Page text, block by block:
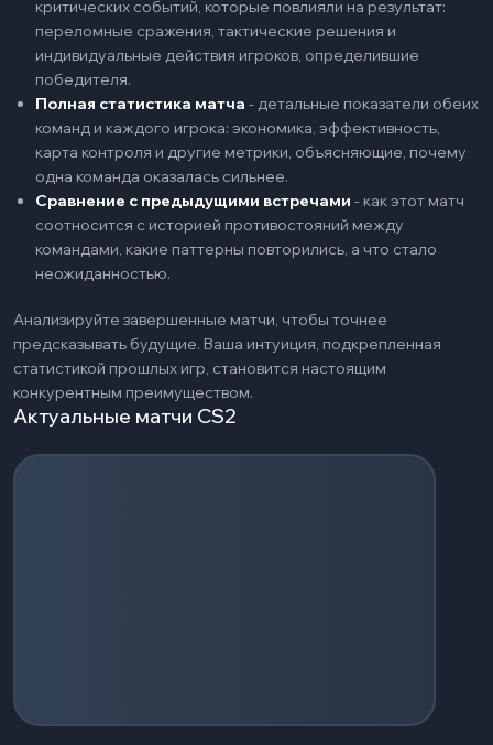
критических событий, которые повлияли на результат:
переломные сражения, тактические решения и
индивидуальные действия игроков, определившие
победителя.
Полная статистика матча - детальные показатели обеих
команд и каждого игрока: экономика, эффективность,
карта контроля и другие метрики, объясняющие, почему
одна команда оказалась сильнее.
Сравнение с предыдущими встречами - как этот матч
соотносится с историей противостояний между
командами, какие паттерны повторились, а что стало
неожиданностью.
Анализируйте завершенные матчи, чтобы точнее
предсказывать будущие. Ваша интуиция, подкрепленная
статистикой прошлых игр, становится настоящим
конкурентным преимуществом.
Актуальные матчи CS2
Загрузка событий...